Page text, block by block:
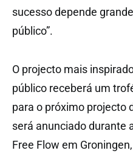
sucesso depende
público”.
O projecto mais
público receberá um
para o próximo projecto
será anunciado durante
Free Flow em